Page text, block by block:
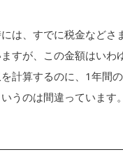
は、すでに税金などさ
すが、この金額はいわ
計算するのに、1年間
うのは間違っています。